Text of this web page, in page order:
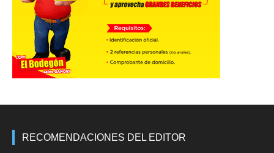
RECOMENDACIONES DEL EDITOR